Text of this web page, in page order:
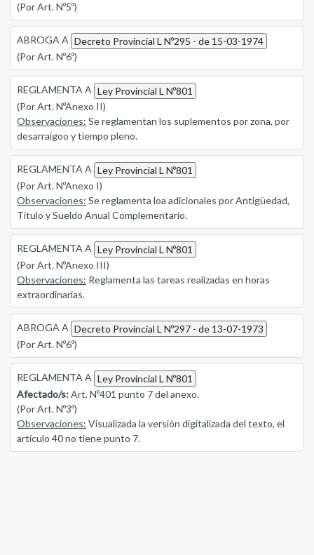
(Por Art. Nº5º)
ABROGA A Decreto Provincial L Nº295 - de 15-03-1974
(Por Art. Nº6º)
REGLAMENTA A Ley Provincial L Nº801
(Por Art. NºAnexo II)
Observaciones: Se reglamentan los suplementos por zona, por
desarraigoo y tiempo pleno.
REGLAMENTA A Ley Provincial L Nº801
(Por Art. NºAnexo I)
Observaciones: Se reglamenta loa adicionales por Antigüedad,
Título y Sueldo Anual Complementario.
REGLAMENTA A Ley Provincial L Nº801
(Por Art. NºAnexo III)
Observaciones: Reglamenta las tareas realizadas en horas
extraordinarias.
ABROGA A Decreto Provincial L Nº297 - de 13-07-1973
(Por Art. Nº6º)
REGLAMENTA A Ley Provincial L Nº801
Afectado/s:Art. Nº401 punto 7 del anexo.
(Por Art. Nº3º)
Observaciones: Visualizada la versión digitalizada del texto, el
artículo 40 no tiene punto 7.